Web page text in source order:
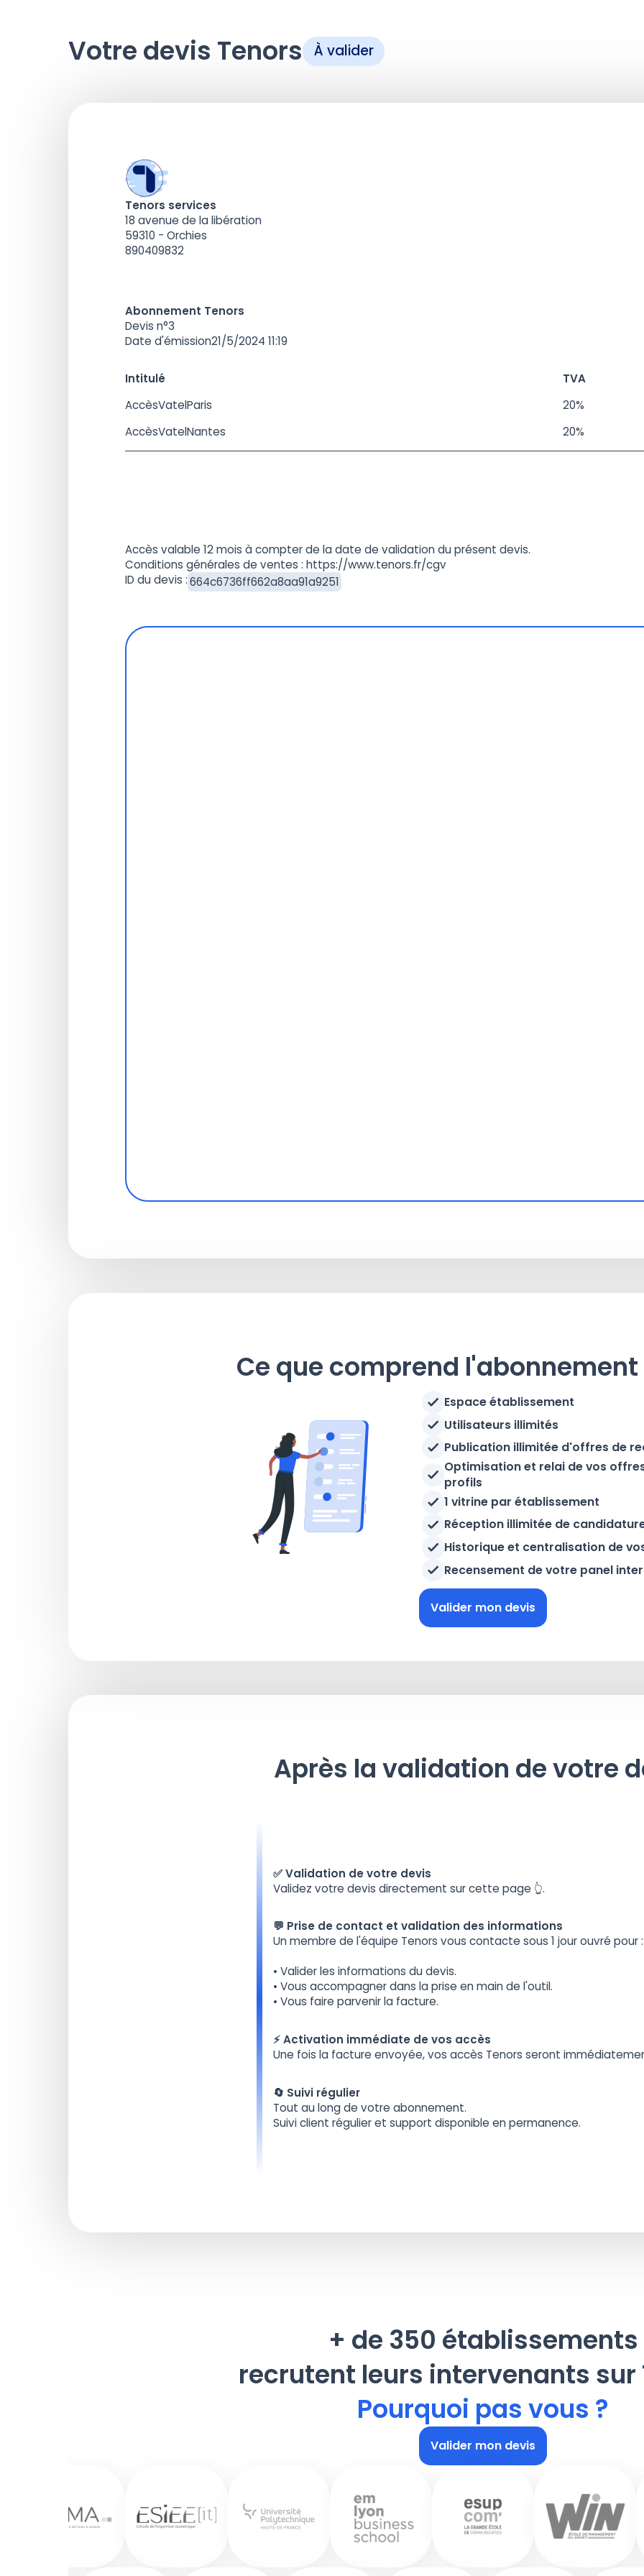
Votre devis Tenors À valider
Tenors services
18 avenue de la libération
59310 - Orchies
890409832
Abonnement Tenors
Devis n°3
Date d'émission21/5/2024 11:19
Intitulé
TVA
AccèsVatelParis
20%
AccèsVatelNantes 20%
Accès valable 12 mois à compter de la date de validation du présent devis.
Conditions générales de ventes : https://www.tenors.fr/cgv
ID du devis :664c6736ff662a8aa91a9251
Ce que comprend l'abonnement
Espace établissement
Utilisateurs illimités
Publication illimitée d'offres de
Optimisation et relai de vos
profils
1 vitrine par établissement
Réception illimitée de
Historique et centralisation de
Recensement de votre panel
Valider mon devis
Après la validation de votre
✅ Validation de votre devis
Validez votre devis directement sur cette page 👆.
💬 Prise de contact et validation des informations
Un membre de l'équipe Tenors vous contacte sous 1 jour ouvré pour :
• Valider les informations du devis.
• Vous accompagner dans la prise en main de l'outil.
• Vous faire parvenir la facture.
⚡️ Activation immédiate de vos accès
Une fois la facture envoyée, vos accès Tenors seront
🔄 Suivi régulier
Tout au long de votre abonnement.
Suivi client régulier et support disponible en permanence.
+ de 350 établissements
recrutent leurs intervenants sur
Pourquoi pas vous ?
Valider mon devis